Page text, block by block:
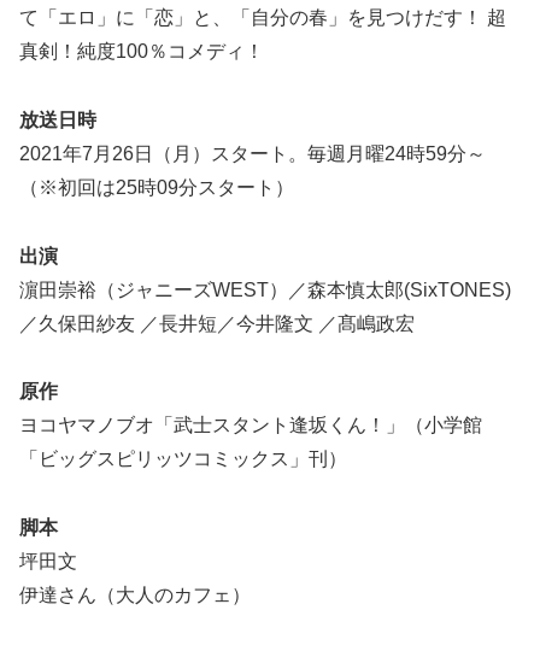
て「エロ」に「恋」と、「自分の春」を見つけだす！ 超
真剣！純度100％コメディ！
放送日時
2021年7月26日（月）スタート。毎週月曜24時59分～
（※初回は25時09分スタート）
出演
濵田崇裕（ジャニーズWEST）／森本慎太郎(SixTONES)
／久保田紗友 ／長井短／今井隆文 ／髙嶋政宏
原作
ヨコヤマノブオ「武士スタント逢坂くん！」（小学館
「ビッグスピリッツコミックス」刊）
脚本
坪田文
伊達さん（大人のカフェ）